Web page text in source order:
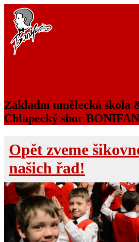
Základní umělecká škola
Chlapecký sbor
Opět zveme
našich řad!